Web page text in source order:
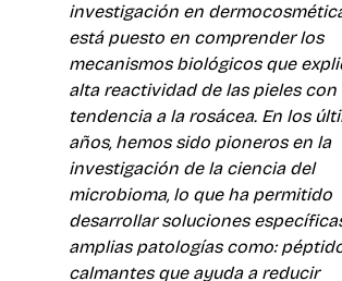
investigación en
está puesto en comprender los
mecanismos biológicos que
alta reactividad de las pieles con
tendencia a la rosácea. En los
años, hemos sido pioneros en la
investigación de la ciencia del
microbioma, lo que ha permitido
desarrollar soluciones
amplias patologías como:
calmantes que ayuda a reducir